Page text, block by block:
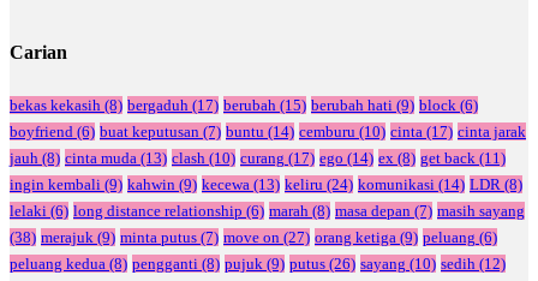
Carian
bekas kekasih (8) bergaduh (17) berubah (15) berubah hati (9) block (6)
boyfriend (6) buat keputusan (7) buntu (14) cemburu (10) cinta (17) cinta jarak
jauh (8) cinta muda (13) clash (10) curang (17) ego (14) ex (8) get back (11)
ingin kembali (9) kahwin (9) kecewa (13) keliru (24) komunikasi (14) LDR (8)
lelaki (6) long distance relationship (6) marah (8) masa depan (7) masih sayang
(38) merajuk (9) minta putus (7) move on (27) orang ketiga (9) peluang (6)
peluang kedua (8) pengganti (8) pujuk (9) putus (26) sayang (10) sedih (12)